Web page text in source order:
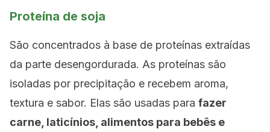
Proteína de soja
São concentrados à base de proteínas extraídas
da parte desengordurada. As proteínas são
isoladas por precipitação e recebem aroma,
textura e sabor. Elas são usadas ​​para fazer
carne, laticínios, alimentos para bebês e